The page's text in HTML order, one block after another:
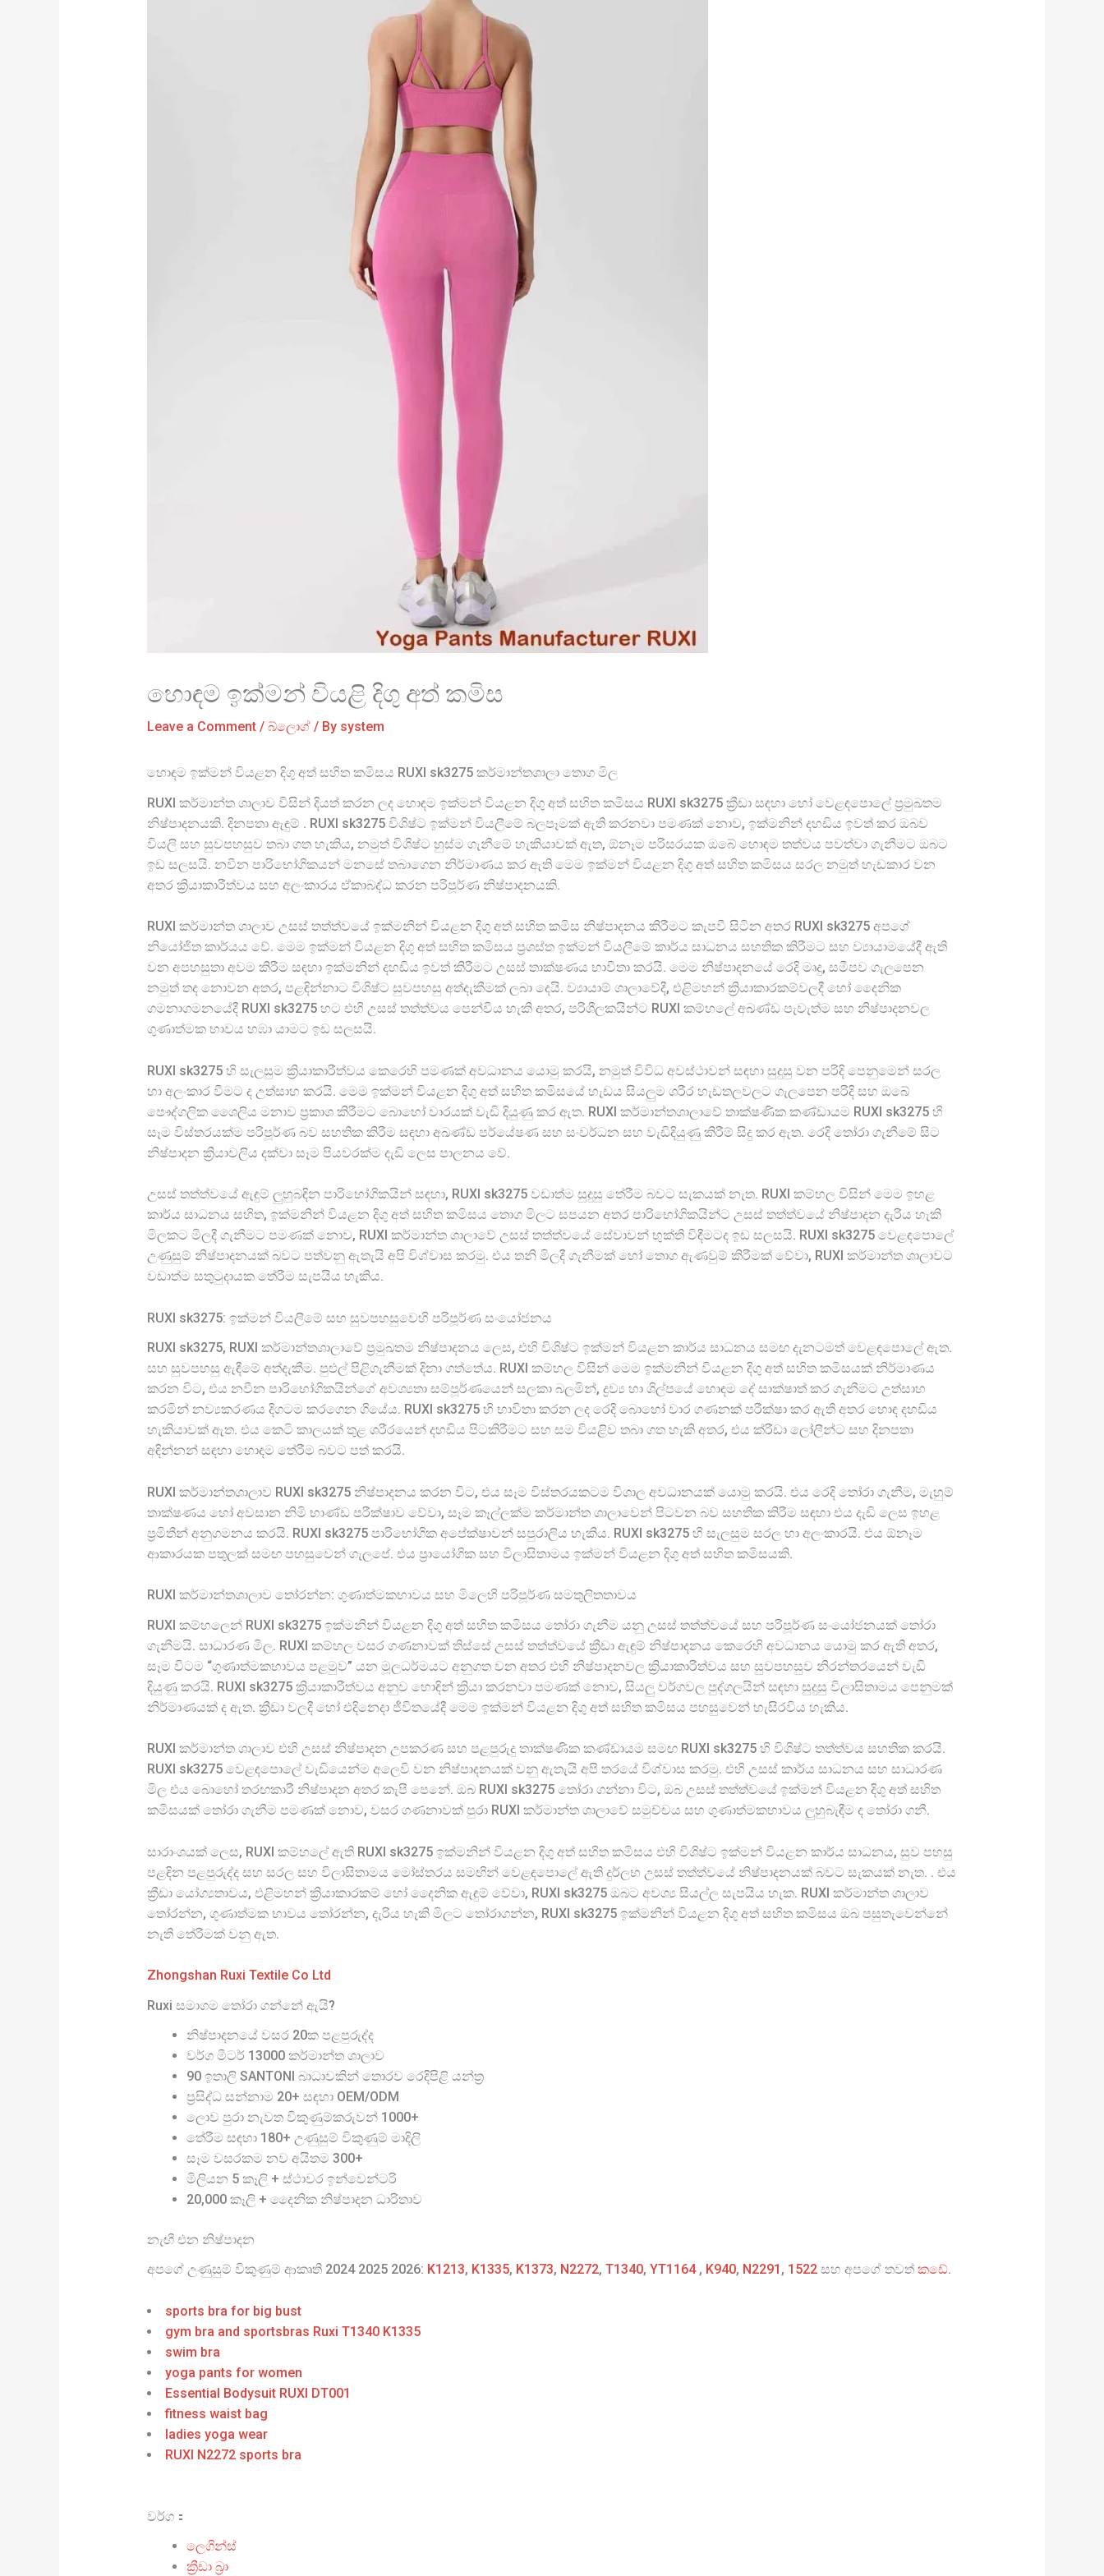
හොඳම ඉක්මන් වියළි දිගු අත් කමිස
Leave a Comment / බ්ලොග්/ By system
හොඳම ඉක්මන් වියළන දිගු අත් සහිත කමිසය RUXI sk3275 කර්මාන්තශාලා තොග මිල
RUXI කර්මාන්ත ශාලාව විසින් දියත් කරන ලද හොඳම ඉක්මන් වියළන දිගු අත් සහිත කමිසය RUXI sk3275 ක්‍රීඩා සඳහා හෝ වෙළඳපොලේ ප්‍රමුඛතම
නිෂ්පාදනයකි. දිනපතා ඇඳුම් . RUXI sk3275 විශිෂ්ට ඉක්මන් වියලීමේ බලපෑමක් ඇති කරනවා පමණක් නොව, ඉක්මනින් දහඩිය ඉවත් කර ඔබව
වියලි සහ සුවපහසුව තබා ගත හැකිය, නමුත් විශිෂ්ට හුස්ම ගැනීමේ හැකියාවක් ඇත, ඕනෑම පරිසරයක ඔබේ හොඳම තත්වය පවත්වා ගැනීමට ඔබට
ඉඩ සලසයි. නවීන පාරිභෝගිකයන් මනසේ තබාගෙන නිර්මාණය කර ඇති මෙම ඉක්මන් වියළන දිගු අත් සහිත කමිසය සරල නමුත් හැඩකාර වන
අතර ක්‍රියාකාරීත්වය සහ අලංකාරය ඒකාබද්ධ කරන පරිපූර්ණ නිෂ්පාදනයකි.
RUXI කර්මාන්ත ශාලාව උසස් තත්ත්වයේ ඉක්මනින් වියළන දිගු අත් සහිත කමිස නිෂ්පාදනය කිරීමට කැපවී සිටින අතර RUXI sk3275 අපගේ
නියෝජිත කාර්යය වේ. මෙම ඉක්මන් වියළන දිගු අත් සහිත කමිසය ප්‍රශස්ත ඉක්මන් වියලීමේ කාර්ය සාධනය සහතික කිරීමට සහ ව්‍යායාමයේදී ඇති
වන අපහසුතා අවම කිරීම සඳහා ඉක්මනින් දහඩිය ඉවත් කිරීමට උසස් තාක්ෂණය භාවිතා කරයි. මෙම නිෂ්පාදනයේ රෙදි මෘදු, සමීපව ගැලපෙන
නමුත් තද නොවන අතර, පළඳින්නාට විශිෂ්ට සුවපහසු අත්දැකීමක් ලබා දෙයි. ව්‍යායාම් ශාලාවේදී, එළිමහන් ක්‍රියාකාරකම්වලදී හෝ දෛනික
ගමනාගමනයේදී RUXI sk3275 හට එහි උසස් තත්ත්වය පෙන්විය හැකි අතර, පරිශීලකයින්ට RUXI කම්හලේ අඛණ්ඩ පැවැත්ම සහ නිෂ්පාදනවල
ගුණාත්මක භාවය හඹා යාමට ඉඩ සලසයි.
RUXI sk3275 හි සැලසුම ක්‍රියාකාරීත්වය කෙරෙහි පමණක් අවධානය යොමු කරයි, නමුත් විවිධ අවස්ථාවන් සඳහා සුදුසු වන පරිදි පෙනුමෙන් සරල
හා අලංකාර වීමට ද උත්සාහ කරයි. මෙම ඉක්මන් වියළන දිගු අත් සහිත කමිසයේ හැඩය සියලුම ශරීර හැඩතලවලට ගැලපෙන පරිදි සහ ඔබේ
පෞද්ගලික ශෛලිය මනාව ප්‍රකාශ කිරීමට බොහෝ වාරයක් වැඩි දියුණු කර ඇත. RUXI කර්මාන්තශාලාවේ තාක්ෂණික කණ්ඩායම RUXI sk3275 හි
සෑම විස්තරයක්ම පරිපූර්ණ බව සහතික කිරීම සඳහා අඛණ්ඩ පර්යේෂණ සහ සංවර්ධන සහ වැඩිදියුණු කිරීම් සිදු කර ඇත. රෙදි තෝරා ගැනීමේ සිට
නිෂ්පාදන ක්‍රියාවලිය දක්වා සෑම පියවරක්ම දැඩි ලෙස පාලනය වේ.
උසස් තත්ත්වයේ ඇඳුම් ලුහුබඳින පාරිභෝගිකයින් සඳහා, RUXI sk3275 වඩාත්ම සුදුසු තේරීම බවට සැකයක් නැත. RUXI කම්හල විසින් මෙම ඉහළ
කාර්ය සාධනය සහිත, ඉක්මනින් වියළන දිගු අත් සහිත කමිසය තොග මිලට සපයන අතර පාරිභෝගිකයින්ට උසස් තත්ත්වයේ නිෂ්පාදන දැරිය හැකි
මිලකට මිලදී ගැනීමට පමණක් නොව, RUXI කර්මාන්ත ශාලාවේ උසස් තත්ත්වයේ සේවාවන් භුක්ති විඳීමටද ඉඩ සලසයි. RUXI sk3275 වෙළඳපොලේ
උණුසුම් නිෂ්පාදනයක් බවට පත්වනු ඇතැයි අපි විශ්වාස කරමු. එය තනි මිලදී ගැනීමක් හෝ තොග ඇණවුම් කිරීමක් වේවා, RUXI කර්මාන්ත ශාලාවට
වඩාත්ම සතුටුදායක තේරීම සැපයිය හැකිය.
RUXI sk3275: ඉක්මන් වියලීමේ සහ සුවපහසුවෙහි පරිපූර්ණ සංයෝජනය
RUXI sk3275, RUXI කර්මාන්තශාලාවේ ප්‍රමුඛතම නිෂ්පාදනය ලෙස, එහි විශිෂ්ට ඉක්මන් වියළන කාර්ය සාධනය සමඟ දැනටමත් වෙළඳපොලේ ඇත.
සහ සුවපහසු ඇඳීමේ අත්දැකීම. පුළුල් පිළිගැනීමක් දිනා ගත්තේය. RUXI කම්හල විසින් මෙම ඉක්මනින් වියළන දිගු අත් සහිත කමිසයක් නිර්මාණය
කරන විට, එය නවීන පාරිභෝගිකයින්ගේ අවශ්‍යතා සම්පූර්ණයෙන් සලකා බලමින්, ද්‍රව්‍ය හා ශිල්පයේ හොඳම දේ සාක්ෂාත් කර ගැනීමට උත්සාහ
කරමින් නව්‍යකරණය දිගටම කරගෙන ගියේය. RUXI sk3275 හි භාවිතා කරන ලද රෙදි බොහෝ වාර ගණනක් පරීක්ෂා කර ඇති අතර හොඳ දහඩිය
හැකියාවක් ඇත. එය කෙටි කාලයක් තුළ ශරීරයෙන් දහඩිය පිටකිරීමට සහ සම වියළිව තබා ගත හැකි අතර, එය ක්රීඩා ලෝලීන්ට සහ දිනපතා
අඳින්නන් සඳහා හොඳම තේරීම බවට පත් කරයි.
RUXI කර්මාන්තශාලාව RUXI sk3275 නිෂ්පාදනය කරන විට, එය සෑම විස්තරයකටම විශාල අවධානයක් යොමු කරයි. එය රෙදි තෝරා ගැනීම, මැහුම්
තාක්ෂණය හෝ අවසාන නිමි භාණ්ඩ පරීක්ෂාව වේවා, සෑම කෑල්ලක්ම කර්මාන්ත ශාලාවෙන් පිටවන බව සහතික කිරීම සඳහා එය දැඩි ලෙස ඉහළ
ප්‍රමිතීන් අනුගමනය කරයි. RUXI sk3275 පාරිභෝගික අපේක්ෂාවන් සපුරාලිය හැකිය. RUXI sk3275 හි සැලසුම සරල හා අලංකාරයි. එය ඕනෑම
ආකාරයක පතුලක් සමඟ පහසුවෙන් ගැලපේ. එය ප්‍රායෝගික සහ විලාසිතාමය ඉක්මන් වියළන දිගු අත් සහිත කමිසයකි.
RUXI කර්මාන්තශාලාව තෝරන්න: ගුණාත්මකභාවය සහ මිලෙහි පරිපූර්ණ සමතුලිතතාවය
RUXI කම්හලෙන් RUXI sk3275 ඉක්මනින් වියළන දිගු අත් සහිත කමිසය තෝරා ගැනීම යනු උසස් තත්ත්වයේ සහ පරිපූර්ණ සංයෝජනයක් තෝරා
ගැනීමයි. සාධාරණ මිල. RUXI කම්හල වසර ගණනාවක් තිස්සේ උසස් තත්ත්වයේ ක්‍රීඩා ඇඳුම් නිෂ්පාදනය කෙරෙහි අවධානය යොමු කර ඇති අතර,
සෑම විටම “ගුණාත්මකභාවය පළමුව” යන මූලධර්මයට අනුගත වන අතර එහි නිෂ්පාදනවල ක්‍රියාකාරිත්වය සහ සුවපහසුව නිරන්තරයෙන් වැඩි
දියුණු කරයි. RUXI sk3275 ක්‍රියාකාරීත්වය අනුව හොඳින් ක්‍රියා කරනවා පමණක් නොව, සියලු වර්ගවල පුද්ගලයින් සඳහා සුදුසු විලාසිතාමය පෙනුමක්
නිර්මාණයක් ද ඇත. ක්‍රීඩා වලදී හෝ එදිනෙදා ජීවිතයේදී මෙම ඉක්මන් වියළන දිගු අත් සහිත කමිසය පහසුවෙන් හැසිරවිය හැකිය.
RUXI කර්මාන්ත ශාලාව එහි උසස් නිෂ්පාදන උපකරණ සහ පළපුරුදු තාක්ෂණික කණ්ඩායම සමඟ RUXI sk3275 හි විශිෂ්ට තත්ත්වය සහතික කරයි.
RUXI sk3275 වෙළඳපොලේ වැඩියෙන්ම අලෙවි වන නිෂ්පාදනයක් වනු ඇතැයි අපි තරයේ විශ්වාස කරමු. එහි උසස් කාර්ය සාධනය සහ සාධාරණ
මිල එය බොහෝ තරඟකාරී නිෂ්පාදන අතර කැපී පෙනේ. ඔබ RUXI sk3275 තෝරා ගන්නා විට, ඔබ උසස් තත්ත්වයේ ඉක්මන් වියළන දිගු අත් සහිත
කමිසයක් තෝරා ගැනීම පමණක් නොව, වසර ගණනාවක් පුරා RUXI කර්මාන්ත ශාලාවේ සමුච්චය සහ ගුණාත්මකභාවය ලුහුබැඳීම ද තෝරා ගනී.
සාරාංශයක් ලෙස, RUXI කම්හලේ ඇති RUXI sk3275 ඉක්මනින් වියළන දිගු අත් සහිත කමිසය එහි විශිෂ්ට ඉක්මන් වියළන කාර්ය සාධනය, සුව පහසු
පළඳින පළපුරුද්ද සහ සරල සහ විලාසිතාමය මෝස්තරය සමඟින් වෙළඳපොලේ ඇති දුර්ලභ උසස් තත්ත්වයේ නිෂ්පාදනයක් බවට සැකයක් නැත. . එය
ක්‍රීඩා යෝග්‍යතාවය, එළිමහන් ක්‍රියාකාරකම් හෝ දෛනික ඇඳුම් වේවා, RUXI sk3275 ඔබට අවශ්‍ය සියල්ල සැපයිය හැක. RUXI කර්මාන්ත ශාලාව
තෝරන්න, ගුණාත්මක භාවය තෝරන්න, දැරිය හැකි මිලට තෝරාගන්න, RUXI sk3275 ඉක්මනින් වියළන දිගු අත් සහිත කමිසය ඔබ පසුතැවෙන්නේ
නැති තේරීමක් වනු ඇත.
Zhongshan Ruxi Textile Co Ltd
Ruxi සමාගම තෝරා ගන්නේ ඇයි?
නිෂ්පාදනයේ වසර 20ක පළපුරුද්ද
වර්ග මීටර් 13000 කර්මාන්ත ශාලාව
90 ඉතාලි SANTONI බාධාවකින් තොරව රෙදිපිළි යන්ත්‍ර
ප්‍රසිද්ධ සන්නාම 20+ සඳහා OEM/ODM
ලොව පුරා නැවත විකුණුම්කරුවන් 1000+
තේරීම සඳහා 180+ උණුසුම් විකුණුම් මාදිලි
සෑම වසරකම නව අයිතම 300+
මිලියන 5 කෑලි + ස්ථාවර ඉන්වෙන්ටරි
20,000 කෑලි + දෛනික නිෂ්පාදන ධාරිතාව
නැඟී එන නිෂ්පාදන
අපගේ උණුසුම් විකුණුම් ආකෘති 2024 2025 2026: K1213, K1335, K1373, N2272, T1340, YT1164, K940, N2291 , 1522 සහ අපගේ තවත් කඩේ.
sports bra for big bust
gym bra and sportsbras Ruxi T1340 K1335
swim bra
yoga pants for women
Essential Bodysuit RUXI DT001
fitness waist bag
ladies yoga wear
RUXI N2272 sports bra
වර්ග：
ලෙගින්ස්
ක්‍රීඩා බ්‍රා